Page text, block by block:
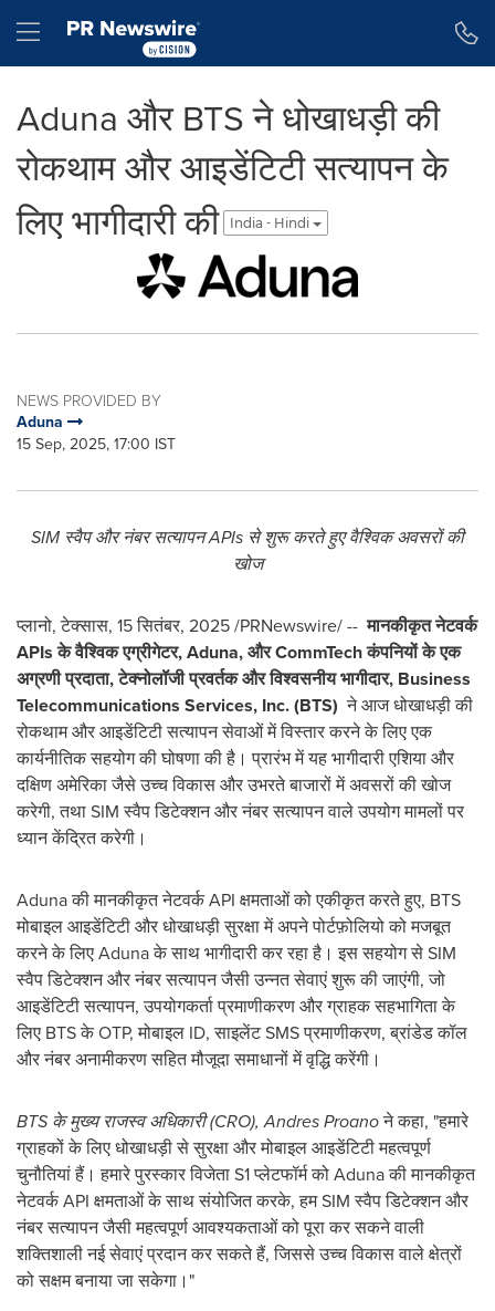
Hamburger menu
Aduna और BTS ने धोखाधड़ी की
रोकथाम और आइडेंटिटी सत्यापन के
लिए भागीदारी की
India - Hindi
NEWS PROVIDED BY
Aduna
15 Sep, 2025, 17:00 IST
SIM स्वैप और नंबर सत्यापन APIs से शुरू करते हुए वैश्विक अवसरों की
खोज
प्लानो, टेक्सास, 15 सितंबर, 2025/PRNewswire/ --मानकीकृत नेटवर्क
APIs के वैश्विक एग्रीगेटर, Aduna, और CommTech कंपनियों के एक
अग्रणी प्रदाता, टेक्नोलॉजी प्रवर्तक और विश्वसनीय भागीदार, Business
Telecommunications Services, Inc. (BTS) ने आज धोखाधड़ी की
रोकथाम और आइडेंटिटी सत्यापन सेवाओं में विस्तार करने के लिए एक
कार्यनीतिक सहयोग की घोषणा की है। प्रारंभ में यह भागीदारी एशिया और
दक्षिण अमेरिका जैसे उच्च विकास और उभरते बाजारों में अवसरों की खोज
करेगी, तथा SIM स्वैप डिटेक्शन और नंबर सत्यापन वाले उपयोग मामलों पर
ध्यान केंद्रित करेगी।
Aduna की मानकीकृत नेटवर्क API क्षमताओं को एकीकृत करते हुए, BTS
मोबाइल आइडेंटिटी और धोखाधड़ी सुरक्षा में अपने पोर्टफ़ोलियो को मजबूत
करने के लिए Aduna के साथ भागीदारी कर रहा है। इस सहयोग से SIM
स्वैप डिटेक्शन और नंबर सत्यापन जैसी उन्नत सेवाएं शुरू की जाएंगी, जो
आइडेंटिटी सत्यापन, उपयोगकर्ता प्रमाणीकरण और ग्राहक सहभागिता के
लिए BTS के OTP, मोबाइल ID, साइलेंट SMS प्रमाणीकरण, ब्रांडेड कॉल
और नंबर अनामीकरण सहित मौजूदा समाधानों में वृद्धि करेंगी।
BTS के मुख्य राजस्व अधिकारी (CRO),Andres Proanoने कहा, "हमारे
ग्राहकों के लिए धोखाधड़ी से सुरक्षा और मोबाइल आइडेंटिटी महत्वपूर्ण
चुनौतियां हैं। हमारे पुरस्कार विजेता S1 प्लेटफॉर्म को Aduna की मानकीकृत
नेटवर्क API क्षमताओं के साथ संयोजित करके, हम SIM स्वैप डिटेक्शन और
नंबर सत्यापन जैसी महत्वपूर्ण आवश्यकताओं को पूरा कर सकने वाली
शक्तिशाली नई सेवाएं प्रदान कर सकते हैं, जिससे उच्च विकास वाले क्षेत्रों
को सक्षम बनाया जा सकेगा।"